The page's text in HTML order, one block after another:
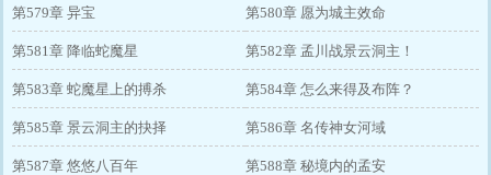
第579章 异宝 第580章 愿为城主效命
第581章 降临蛇魔星 第582章 孟川战景云洞主！
第583章 蛇魔星上的搏杀 第584章 怎么来得及布阵？
第585章 景云洞主的抉择 第586章 名传神女河域
第587章 悠悠八百年 第588章 秘境内的孟安